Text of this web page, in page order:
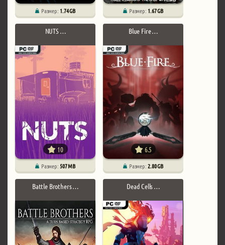
Размер: 1.74 GB Размер: 1.67 GB
NUTS …
10
Размер:507 MB
Blue Fire …
6.5
Размер:2.80 GB
Battle Brothers … Dead Cells …